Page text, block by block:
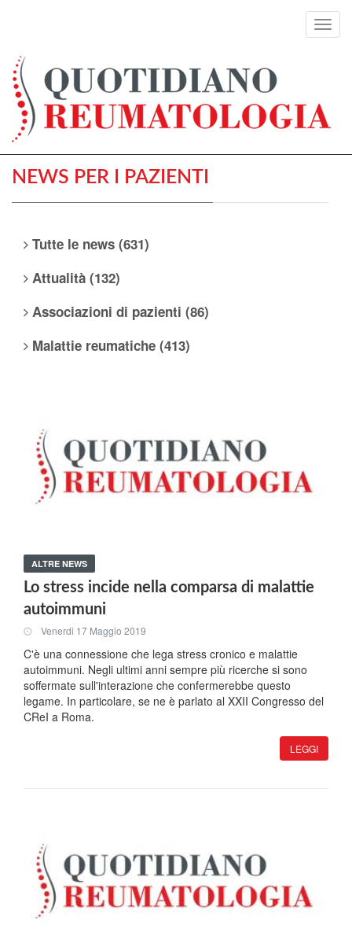
NEWS PER I PAZIENTI
Tutte le news (631)
Attualità (132)
Associazioni di pazienti (86)
Malattie reumatiche (413)
ALTRE NEWS
Lo stress incide nella comparsa di malattie
autoimmuni
Venerdi 17 Maggio 2019
C'è una connessione che lega stress cronico e malattie
autoimmuni. Negli ultimi anni sempre più ricerche si sono
soffermate sull'interazione che confermerebbe questo
legame. In particolare, se ne è parlato al XXII Congresso del
CReI a Roma.
LEGGI